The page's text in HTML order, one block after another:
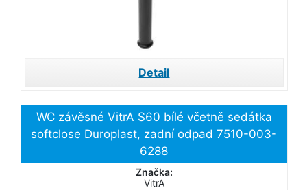
Detail
WC závěsné VitrA S60 bílé včetně sedátka
softclose Duroplast, zadní odpad 7510-003-
6288
Značka:
VitrA